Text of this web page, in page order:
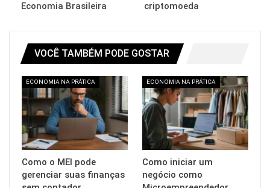
Economia Brasileira
criptomoeda
VOCÊ TAMBÉM PODE GOSTAR
ECONOMIA NA PRÁTICA
Como o MEI pode
gerenciar suas finanças
ECONOMIA NA PRÁTICA
Como iniciar um
negócio como